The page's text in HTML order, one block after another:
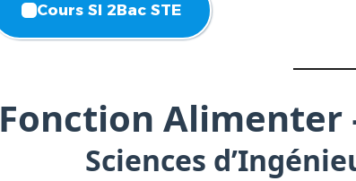
Cours SI 2Bac STE
Fonction Alimenter
Sciences